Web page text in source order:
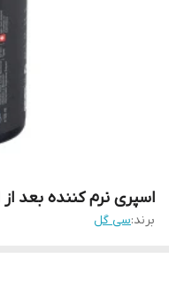
اسپری نرم کننده بعد
برند:سی گل